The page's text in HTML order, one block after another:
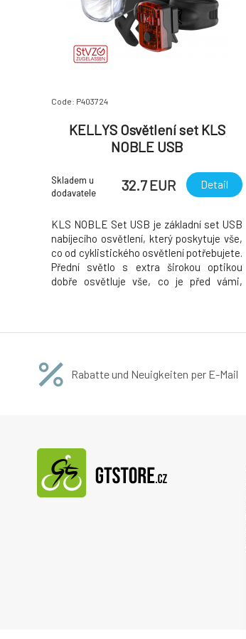
Code: P403724
KELLYS Osvětlení set KLS
NOBLE USB
Skladem u
dodavatele
32.7 EUR Detail
KLS NOBLE Set USB je základní set USB
nabíjecího osvětlení, který poskytuje vše,
co od cyklistického osvětlení potřebujete.
Přední světlo s extra širokou optikou
dobře osvětluje vše, co je před vámi,
Rabatte und Neuigkeiten per E-Mail